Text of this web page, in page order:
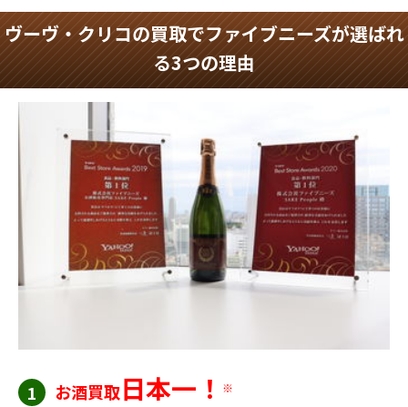
ヴーヴ・クリコの買取でファイブニーズが選ばれ
る3つの理由
1 お酒買取日本一！ ※